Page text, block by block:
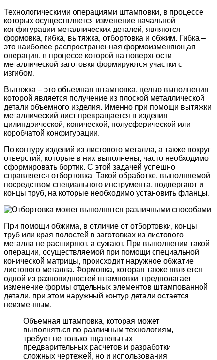
Технологическими операциями штамповки, в процессе
которых осуществляется изменение начальной
конфигурации металлических деталей, являются
формовка, гибка, вытяжка, отбортовка и обжим. Гибка –
это наиболее распространенная формоизменяющая
операция, в процессе которой на поверхности
металлической заготовки формируются участки с
изгибом.
Вытяжка – это объемная штамповка, целью выполнения
которой является получение из плоской металлической
детали объемного изделия. Именно при помощи вытяжки
металлический лист превращается в изделия
цилиндрической, конической, полусферической или
коробчатой конфигурации.
По контуру изделий из листового металла, а также вокруг
отверстий, которые в них выполнены, часто необходимо
сформировать бортик. С этой задачей успешно
справляется отбортовка. Такой обработке, выполняемой
посредством специального инструмента, подвергают и
концы труб, на которые необходимо установить фланцы.
При помощи обжима, в отличие от отбортовки, концы
труб или края полостей в заготовках из листового
металла не расширяют, а сужают. При выполнении такой
операции, осуществляемой при помощи специальной
конической матрицы, происходит наружное обжатие
листового металла. Формовка, которая также является
одной из разновидностей штамповки, предполагает
изменение формы отдельных элементов штампованной
детали, при этом наружный контур детали остается
неизменным.
Объемная штамповка, которая может
выполняться по различным технологиям,
требует не только тщательных
предварительных расчетов и разработки
сложных чертежей, но и использования